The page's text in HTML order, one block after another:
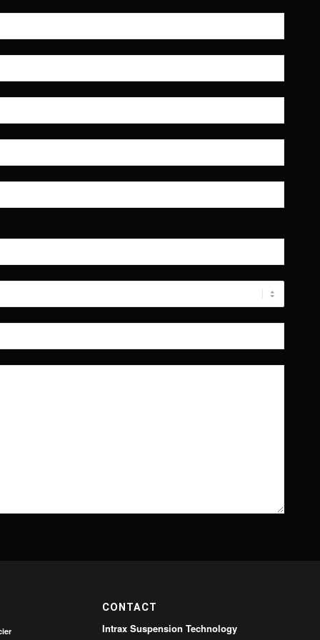
CONTACT
Intrax Suspension Technology